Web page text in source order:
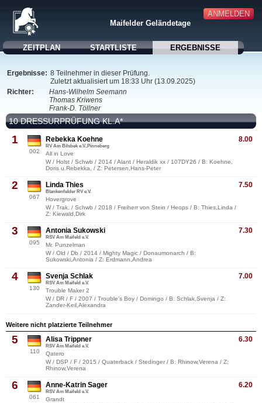
ANMELDEN
Maifelder Geländetage
ZEITPLAN STARTLISTE ERGEBNISSE
Ergebnisse: 8 Teilnehmer in dieser Prüfung.
Zuletzt aktualisiert um 18:33 Uhr (13.09.2025)
Richter:
Hans-Wilhelm Seemann
Thomas Kriwens
Frank-D. Töllner
10 DRESSURPRÜFUNG KL.A*
1
002
8.00
Rebekka Koehne
RV Am Bilsbek e.V.,Pinneberg
All in Love
W / Holst / Schwb / 2014 / Alant / Heraldik xx / 107DY26 / B: Koehne,
Doris u.Rebekka, / Z: Petersen,Hans-Peter
2
067
7.50
Linda Thies
Blankenfelder RV e.V.
Hovergrove
W / Trak. / Schwb / 2018 / Freiherr von Stein / Heops / B: Thies,Linda /
Z: Kiewald,Dirk
3
095
7.30
Antonia Sukowski
RSV Am Maifeld e.V.
Mr. Punzelman
W / Old / Db / 2014 / Mighty Magic / Donaumonarch / B:
Sukowski,Antonia / Z: Erdmann,Andrea
4
130
7.00
Svenja Schlak
RSV Am Maifeld e.V.
Trouble Maker 2
W / DR / F / 2007 / Trouble's Boy / Domingo / B: Schlak,Svenja / Z:
Zander-Keil,Alexandra
Weitere nicht platzierte Teilnehmer
5
110
6.30
Alisa Trippner
RSV Am Maifeld e.V.
Qatero
W / DSP / F / 2015 / Quaterback / Stedinger / B: Rhinow,Verena / Z:
Rhinow,Verena
6
061
6.20
Anne-Katrin Sager
RSV Am Maifeld e.V.
Grandt